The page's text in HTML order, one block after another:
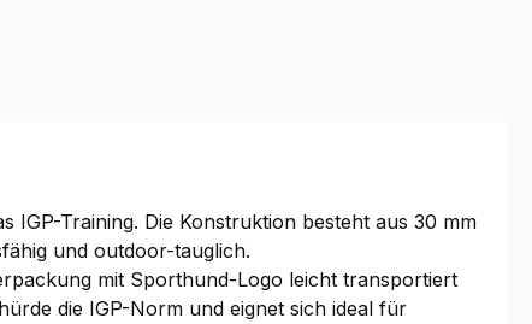
Training. Die Konstruktion besteht aus 30 mm
und outdoor-tauglich.
mit Sporthund-Logo leicht transportiert
die IGP-Norm und eignet sich ideal für